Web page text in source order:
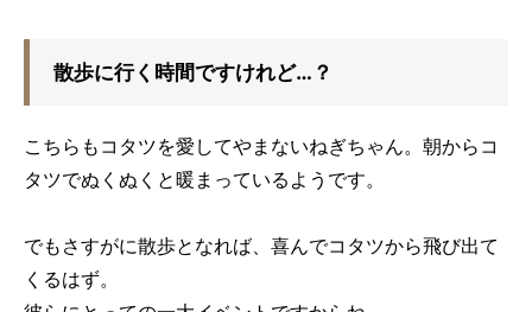
散歩に行く時間ですけれど…？
こちらもコタツを愛してやまないねぎちゃん。朝からコ
タツでぬくぬくと暖まっているようです。
でもさすがに散歩となれば、喜んでコタツから飛び出て
くるはず。